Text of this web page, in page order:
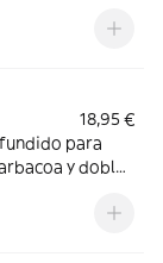
de queso
18,95 €
para
y doble